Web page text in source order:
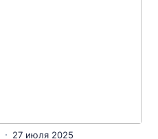
27 июля 2025